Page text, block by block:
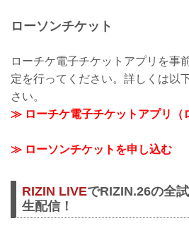
ローソンチケット
ローチケ電子チケットアプリを事
定を行ってください。詳しくは以
さい。
≫ ローチケ電子チケットアプリ（
≫ ローソンチケットを申し込む
RIZIN LIVEでRIZIN.26の全
生配信！